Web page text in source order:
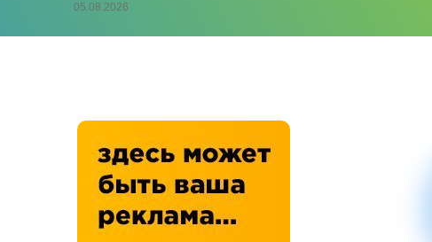
05.08.2026